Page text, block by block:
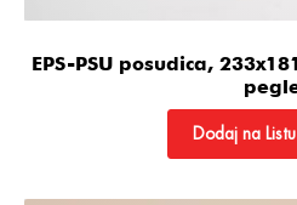
EPS-PSU posudica,
Dodaj na